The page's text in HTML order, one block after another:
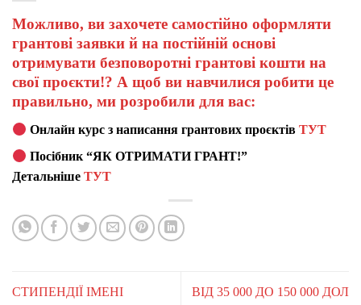
Можливо, ви захочете самостійно оформляти
грантові заявки й на постійній основі
отримувати безповоротні грантові кошти на
свої проєкти!? А щоб ви навчилися робити це
правильно, ми розробили для вас:
Онлайн курс з написання грантових проєктівТУТ
Посібник “ЯК ОТРИМАТИ ГРАНТ!”
Детальніше ТУТ
СТИПЕНДІЇ ІМЕНІ
ВІД 35 000 ДО 150 000 ДОЛ